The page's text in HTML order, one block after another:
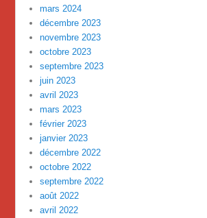
mars 2024
décembre 2023
novembre 2023
octobre 2023
septembre 2023
juin 2023
avril 2023
mars 2023
février 2023
janvier 2023
décembre 2022
octobre 2022
septembre 2022
août 2022
avril 2022